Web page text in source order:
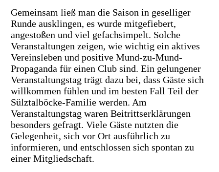
Gemeinsam ließ man die Saison in geselliger
Runde ausklingen, es wurde mitgefiebert,
angestoßen und viel gefachsimpelt. Solche
Veranstaltungen zeigen, wie wichtig ein aktives
Vereinsleben und positive Mund-zu-Mund-
Propaganda für einen Club sind. Ein gelungener
Veranstaltungstag trägt dazu bei, dass Gäste sich
willkommen fühlen und im besten Fall Teil der
Sülztalböcke-Familie werden. Am
Veranstaltungstag waren Beitrittserklärungen
besonders gefragt. Viele Gäste nutzten die
Gelegenheit, sich vor Ort ausführlich zu
informieren, und entschlossen sich spontan zu
einer Mitgliedschaft.